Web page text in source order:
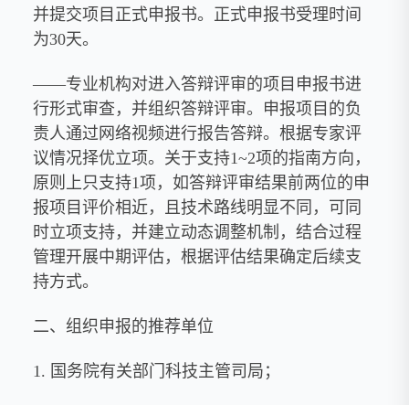
并提交项目正式申报书。正式申报书受理时间
为30天。
——专业机构对进入答辩评审的项目申报书进
行形式审查，并组织答辩评审。申报项目的负
责人通过网络视频进行报告答辩。根据专家评
议情况择优立项。关于支持1~2项的指南方向，
原则上只支持1项，如答辩评审结果前两位的申
报项目评价相近，且技术路线明显不同，可同
时立项支持，并建立动态调整机制，结合过程
管理开展中期评估，根据评估结果确定后续支
持方式。
二、组织申报的推荐单位
1. 国务院有关部门科技主管司局；